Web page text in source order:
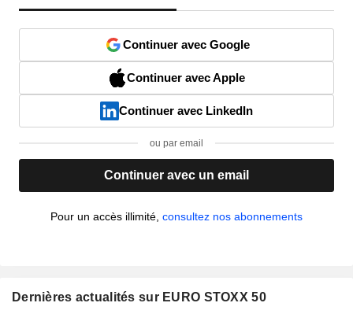
Continuer avec Google
Continuer avec Apple
Continuer avec LinkedIn
ou par email
Continuer avec un email
Pour un accès illimité, consultez nos abonnements
Dernières actualités sur EURO STOXX 50